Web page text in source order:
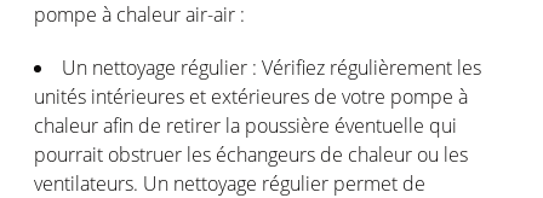
pompe à chaleur air-air :
Un nettoyage régulier : Vérifiez régulièrement les
unités intérieures et extérieures de votre pompe à
chaleur afin de retirer la poussière éventuelle qui
pourrait obstruer les échangeurs de chaleur ou les
ventilateurs. Un nettoyage régulier permet de